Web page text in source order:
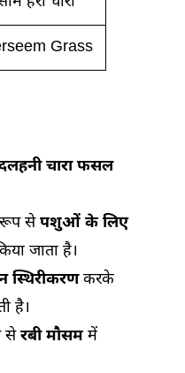
Grass
दलहनी चारा फसल
रूप सेपशुओं के लिए
जाता है।
स्थिरीकरणकरके
है।
सेरबी मौसम में